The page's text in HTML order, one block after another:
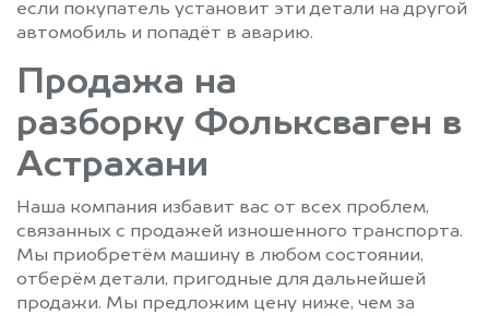
если покупатель установит эти детали на другой
автомобиль и попадёт в аварию.
Продажа на
разборку Фольксваген в
Астрахани
Наша компания избавит вас от всех проблем,
связанных с продажей изношенного транспорта.
Мы приобретём машину в любом состоянии,
отберём детали, пригодные для дальнейшей
продажи. Мы предложим цену ниже, чем за